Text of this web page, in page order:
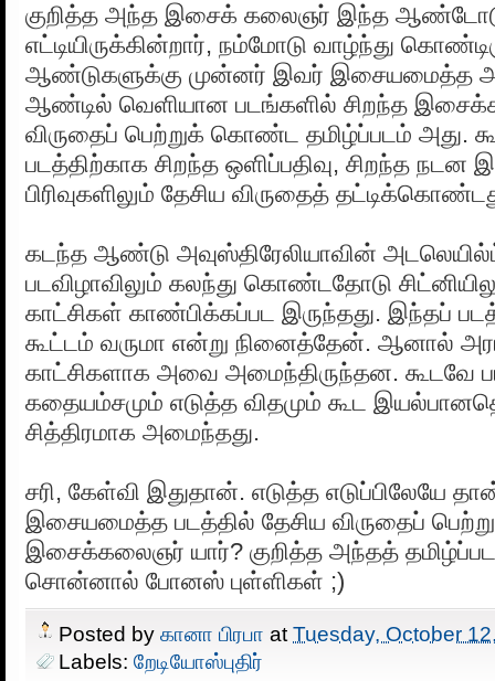
குறித்த அந்த இசைக் கலைஞர் இந்த
எட்டியிருக்கின்றார், நம்மோடு வாழ்ந்து
ஆண்டுகளுக்கு முன்னர் இவர் இசையமைத்த
ஆண்டில் வெளியான படங்களில் சிறந்த
விருதைப் பெற்றுக் கொண்ட தமிழ்ப்படம் அது.
படத்திற்காக சிறந்த ஒளிப்பதிவு, சிறந்த
பிரிவுகளிலும் தேசிய விருதைத்
கடந்த ஆண்டு அவுஸ்திரேலியாவின்
படவிழாவிலும் கலந்து கொண்டதோடு
காட்சிகள் காண்பிக்கப்பட இருந்தது. இந்தப்
கூட்டம் வருமா என்று நினைத்தேன். ஆனால்
காட்சிகளாக அவை அமைந்திருந்தன. கூடவே
கதையம்சமும் எடுத்த விதமும் கூட
சித்திரமாக அமைந்தது.
சரி, கேள்வி இதுதான். எடுத்த எடுப்பிலேயே
இசையமைத்த படத்தில் தேசிய விருதைப்
இசைக்கலைஞர் யார்? குறித்த அந்தத்
சொன்னால் போனஸ் புள்ளிகள் ;)
Posted by கானா பிரபா at Tuesday, October
Labels: றேடியோஸ்புதிர்